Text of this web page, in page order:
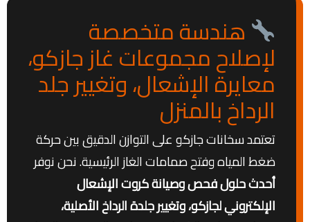
هندسة متخصصة
لإصلاح مجموعات غاز جازكو،
معايرة الإشعال، وتغيير جلد
الرداخ بالمنزل
تعتمد سخانات جازكو على التوازن الدقيق بين حركة
ضغط المياه وفتح صمامات الغاز الرئيسية. نحن نوفر
أحدث حلول فحص وصيانة كروت الإشعال
الإلكتروني لجازكو، وتغيير جلدة الرداخ الأصلية،